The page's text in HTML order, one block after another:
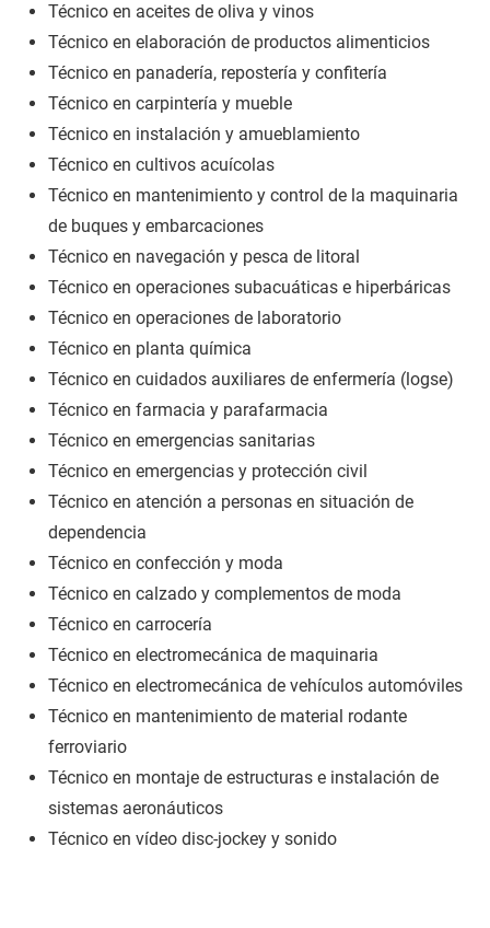
Técnico en aceites de oliva y vinos
Técnico en elaboración de productos alimenticios
Técnico en panadería, repostería y confitería
Técnico en carpintería y mueble
Técnico en instalación y amueblamiento
Técnico en cultivos acuícolas
Técnico en mantenimiento y control de la maquinaria
de buques y embarcaciones
Técnico en navegación y pesca de litoral
Técnico en operaciones subacuáticas e hiperbáricas
Técnico en operaciones de laboratorio
Técnico en planta química
Técnico en cuidados auxiliares de enfermería (logse)
Técnico en farmacia y parafarmacia
Técnico en emergencias sanitarias
Técnico en emergencias y protección civil
Técnico en atención a personas en situación de
dependencia
Técnico en confección y moda
Técnico en calzado y complementos de moda
Técnico en carrocería
Técnico en electromecánica de maquinaria
Técnico en electromecánica de vehículos automóviles
Técnico en mantenimiento de material rodante
ferroviario
Técnico en montaje de estructuras e instalación de
sistemas aeronáuticos
Técnico en vídeo disc-jockey y sonido